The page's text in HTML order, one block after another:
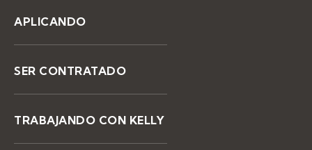
APLICANDO
SER CONTRATADO
TRABAJANDO CON KELLY